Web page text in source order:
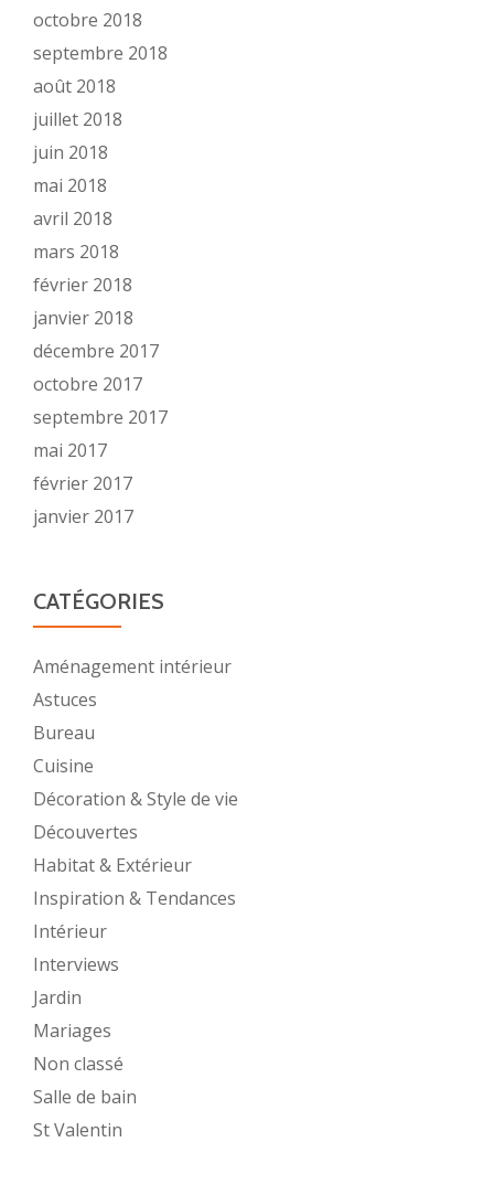
octobre 2018
septembre 2018
août 2018
juillet 2018
juin 2018
mai 2018
avril 2018
mars 2018
février 2018
janvier 2018
décembre 2017
octobre 2017
septembre 2017
mai 2017
février 2017
janvier 2017
CATÉGORIES
Aménagement intérieur
Astuces
Bureau
Cuisine
Décoration & Style de vie
Découvertes
Habitat & Extérieur
Inspiration & Tendances
Intérieur
Interviews
Jardin
Mariages
Non classé
Salle de bain
St Valentin